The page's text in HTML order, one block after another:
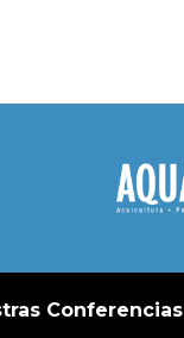
Conferencias